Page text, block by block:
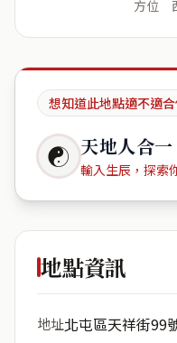
方位
想知道此地點適不適合
☯ 天地人合一
輸入生辰，探索
地點資訊
地址北屯區天祥街99